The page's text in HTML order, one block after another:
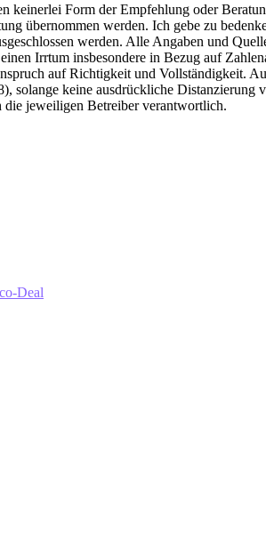
keinerlei Form der Empfehlung oder
übernommen werden. Ich gebe zu
werden. Alle Angaben und
Irrtum insbesondere in Bezug auf
auf Richtigkeit und Vollständigkeit.
solange keine ausdrückliche
die jeweiligen Betreiber verantwortlich.
Deal